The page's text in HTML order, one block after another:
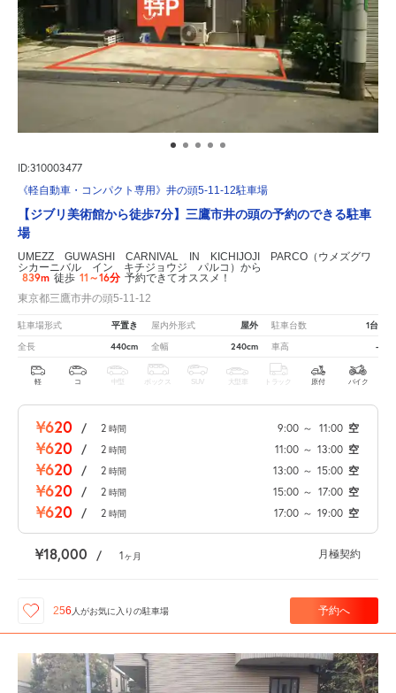
ID:310003477
《軽自動車・コンパクト専用》井の頭5-11-12駐車場
【ジブリ美術館から徒歩7分】三鷹市井の頭の予約のできる駐車
場
UMEZZ GUWASHI CARNIVAL IN KICHIJOJI PARCO（ウメズグワ
シカーニバル イン キチジョウジ パルコ）から
839m 徒歩 11～16分 予約できてオススメ！
東京都三鷹市井の頭5-11-12
駐車場形式 平置き 屋内外形式 屋外 駐車台数 1台
全長 440cm 全幅 240cm 車高 -
軽 コ 中型 ボックス SUV 大型車 トラック 原付 バイク
¥620 / 2 時間 9:00 ～ 11:00 空
¥620 / 2 時間 11:00 ～ 13:00 空
¥620 / 2 時間 13:00 ～ 15:00 空
¥620 / 2 時間 15:00 ～ 17:00 空
¥620 / 2 時間 17:00 ～ 19:00 空
¥18,000 / 1ヶ月 月極契約
256 人がお気に入りの駐車場 予約へ